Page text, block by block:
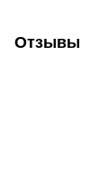
Отзывы